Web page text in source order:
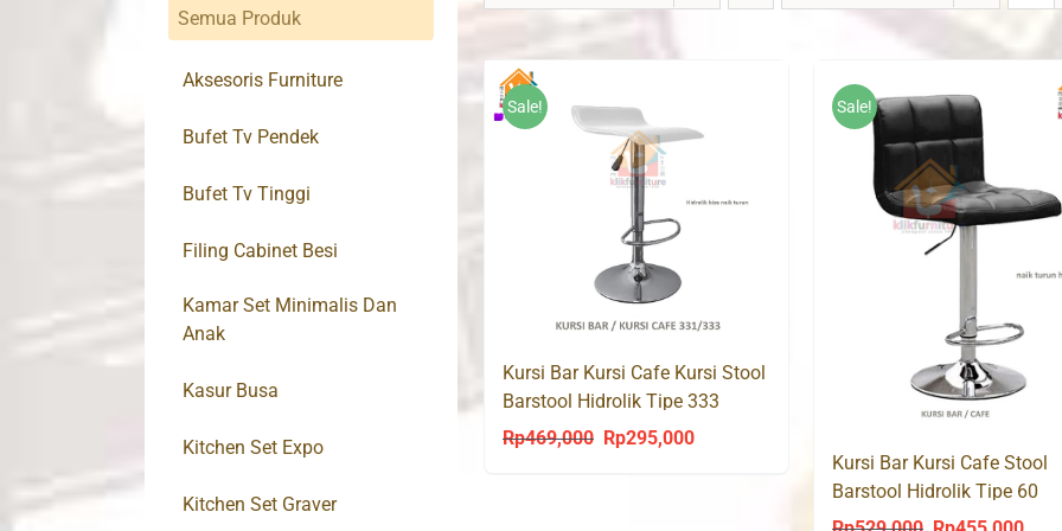
Sale!
Kursi Bar Kursi Cafe Kursi Stool
Barstool Hidrolik Tipe 333
Rp469,000
Original
Rp295,000Current
Sale!
Kursi Bar Kursi Cafe Stool
Barstool Hidrolik Tipe 60
Semua Produk
Aksesoris Furniture
Bufet Tv Pendek
Bufet Tv Tinggi
Filing Cabinet Besi
Kamar Set Minimalis Dan
Anak
Kasur Busa
Kitchen Set Expo
Kitchen Set Graver